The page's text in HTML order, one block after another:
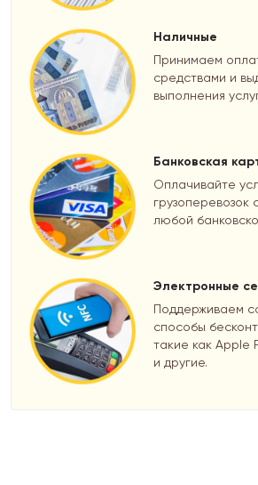
Наличные
Принимаем
средствами и
выполнения
Банковская
Оплачивайте
грузоперевозок
любой
Электронные
Поддерживаем
способы
такие как Apple
и другие.